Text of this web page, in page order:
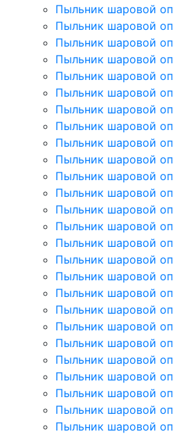
Пыльник шаровой
Пыльник шаровой
Пыльник шаровой
Пыльник шаровой
Пыльник шаровой
Пыльник шаровой
Пыльник шаровой
Пыльник шаровой
Пыльник шаровой
Пыльник шаровой
Пыльник шаровой
Пыльник шаровой
Пыльник шаровой
Пыльник шаровой
Пыльник шаровой
Пыльник шаровой
Пыльник шаровой
Пыльник шаровой
Пыльник шаровой
Пыльник шаровой
Пыльник шаровой
Пыльник шаровой
Пыльник шаровой
Пыльник шаровой
Пыльник шаровой
Пыльник шаровой